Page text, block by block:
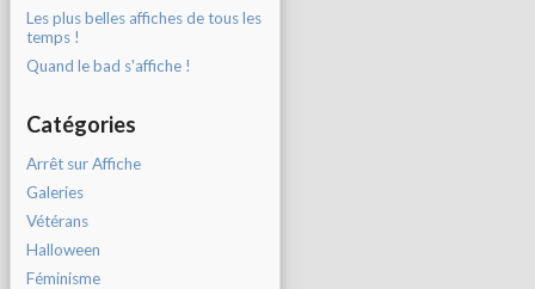
Les plus belles affiches de tous les
temps !
Quand le bad s'affiche !
Catégories
Arrêt sur Affiche
Galeries
Vétérans
Halloween
Féminisme